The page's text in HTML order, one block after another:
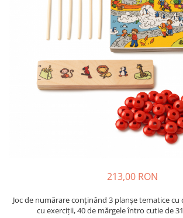
Biciclete si Triciclete
Accesorii
Biciclete VIKING
Biciclete Viking Challange
Amenajări camere senzoriale
Oferte pentru Camere Senzoriale
213,00 RON
Joc de numărare conținând 3 planșe tematice cu
cu exerciții, 40 de mărgele întro cutie de